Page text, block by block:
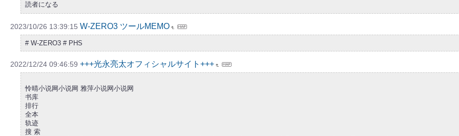
読者になる
2023/10/26 13:39:15 W-ZERO3 ツールMEMO
# W-ZERO3 # PHS
2022/12/24 09:46:59 +++光永亮太オフィシャルサイト+++
怜晴小说网小说网 雅萍小说网小说网
书库
排行
全本
轨迹
搜 索